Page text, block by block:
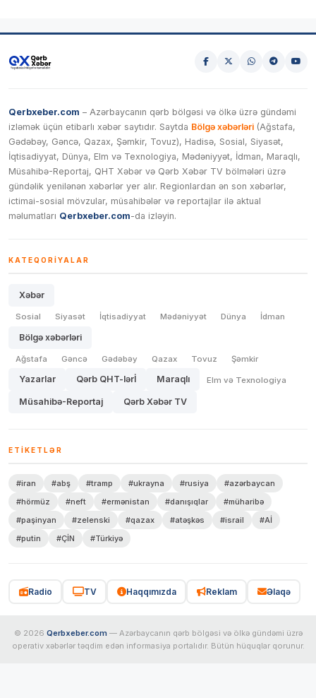
Qerbxeber.com – Azərbaycanın qərb bölgəsi və ölkə üzrə gündəmi
izləmək üçün etibarlı xəbər saytıdır. Saytda Bölgə xəbərləri (Ağstafa,
Gədəbəy, Gəncə, Qazax, Şəmkir, Tovuz), Hadisə, Sosial, Siyasət,
İqtisadiyyat, Dünya, Elm və Texnologiya, Mədəniyyət, İdman, Maraqlı,
Müsahibə-Reportaj, QHT Xəbər və Qərb Xəbər TV bölmələri üzrə
gündəlik yenilənən xəbərlər yer alır. Regionlardan ən son xəbərlər,
ictimai-sosial mövzular, müsahibələr və reportajlar ilə aktual
məlumatları Qerbxeber.com-da izləyin.
KATEQORIYALAR
Xəbər
Sosial Siyasət İqtisadiyyat Mədəniyyət Dünya İdman
Bölgə xəbərləri
Ağstafa Gəncə Gədəbəy Qazax Tovuz Şəmkir
Yazarlar Qərb QHT-lərİ Maraqlı Elm və Texnologiya
Müsahibə-Reportaj Qərb Xəbər TV
ETIKETLƏR
#iran #abş #tramp #ukrayna #rusiya
#azərbaycan
#hörmüz
#neft #ermənistan #danışıqlar
#müharibə
#paşinyan
#zelenski #qazax #atəşkəs #israil
#Aİ
#putin
#ÇİN #Türkiyə
Radio TV Haqqımızda Reklam Əlaqə
© 2026 Qerbxeber.com — Azərbaycanın qərb bölgəsi və ölkə gündəmi üzrə
operativ xəbərlər təqdim edən informasiya portalıdır. Bütün hüquqlar qorunur.